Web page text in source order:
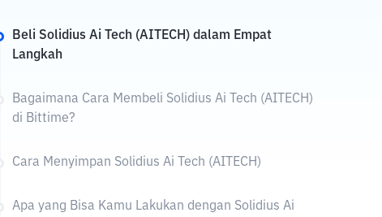
Beli Solidius Ai Tech (AITECH) dalam Empat
Langkah
Bagaimana Cara Membeli Solidius Ai Tech (AITECH)
di Bittime?
Cara Menyimpan Solidius Ai Tech (AITECH)
Apa yang Bisa Kamu Lakukan dengan Solidius Ai